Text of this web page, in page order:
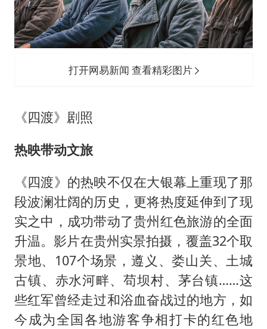
打开网易新闻 查看精彩图片
《四渡》剧照
热映带动文旅
《四渡》的热映不仅在大银幕上重现了那
段波澜壮阔的历史，更将热度延伸到了现
实之中，成功带动了贵州红色旅游的全面
升温。影片在贵州实景拍摄，覆盖32个取
景地、107个场景，遵义、娄山关、土城
古镇、赤水河畔、苟坝村、茅台镇……这
些红军曾经走过和浴血奋战过的地方，如
今成为全国各地游客争相打卡的红色地